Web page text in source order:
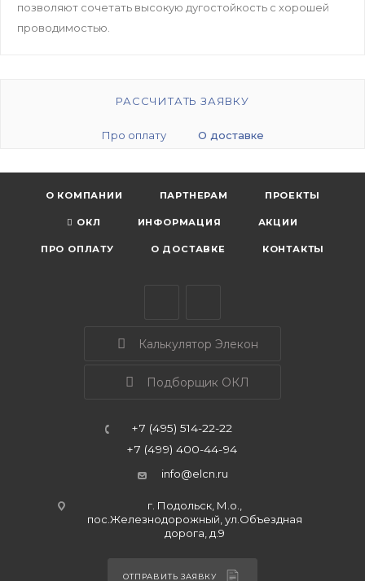
позволяют сочетать высокую дугостойкость с хорошей
проводимостью.
РАССЧИТАТЬ ЗАЯВКУ
Про оплату О доставке
О КОМПАНИИ ПАРТНЕРАМ ПРОЕКТЫ
ОКЛ ИНФОРМАЦИЯ АКЦИИ
ПРО ОПЛАТУ О ДОСТАВКЕ КОНТАКТЫ
Калькулятор Элекон
Подборщик ОКЛ
+7 (495) 514-22-22
+7 (499) 400-44-94
info@elcn.ru
г. Подольск, М.о.,
пос.Железнодорожный, ул.Объездная
дорога, д.9
ОТПРАВИТЬ ЗАЯВКУ